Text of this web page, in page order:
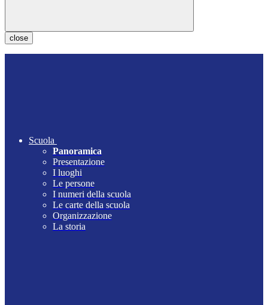
close
Scuola
Panoramica
Presentazione
I luoghi
Le persone
I numeri della scuola
Le carte della scuola
Organizzazione
La storia